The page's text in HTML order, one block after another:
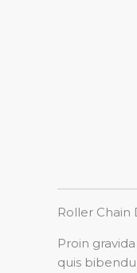
Roller Chain
Proin
quis